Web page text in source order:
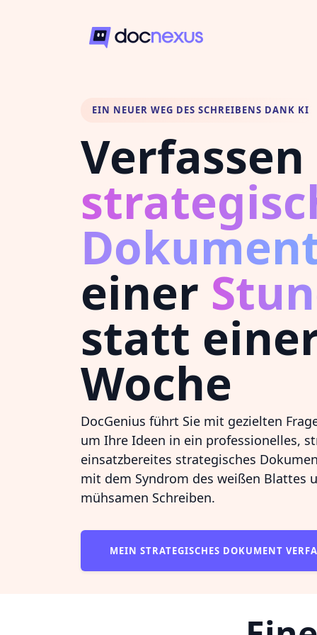
EIN NEUER WEG DES SCHREIBENS DANK KI
einer
statt
Woche
DocGenius führt Sie mit gezielten
um Ihre Ideen in ein professionelles,
einsatzbereites strategisches
mit dem Syndrom des weißen Blattes
mühsamen Schreiben.
MEIN STRATEGISCHES DOKUMENT